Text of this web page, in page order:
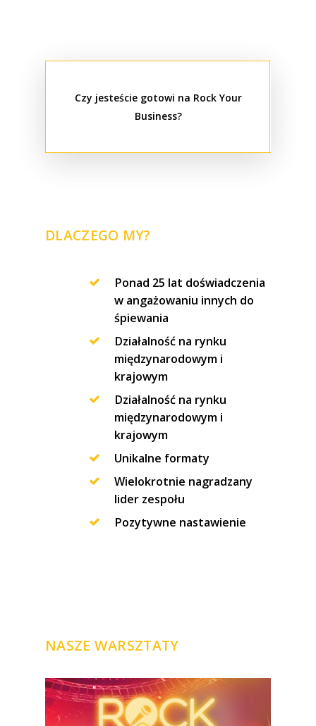
Czy jesteście gotowi na Rock Your
Business?
DLACZEGO MY?
Ponad 25 lat doświadczenia
w angażowaniu innych do
śpiewania
Działalność na rynku
międzynarodowym i
krajowym
Działalność na rynku
międzynarodowym i
krajowym
Unikalne formaty
Wielokrotnie nagradzany
lider zespołu
Pozytywne nastawienie
NASZE WARSZTATY